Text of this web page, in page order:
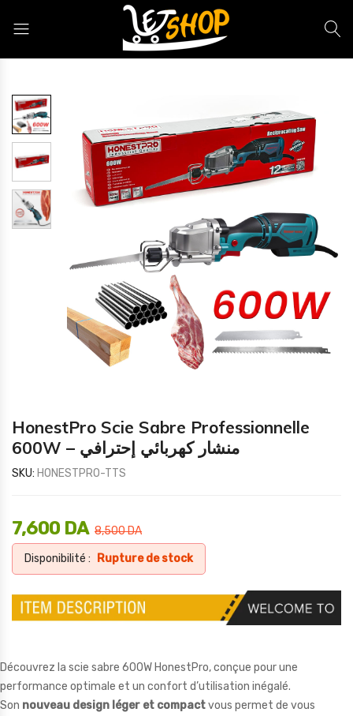
HonestPro Scie Sabre Professionnelle
600W – منشار كهربائي إحترافي
SKU: HONESTPRO-TTS
8,500DA
7,600 DA
Disponibilité : Rupture de stock
Découvrez la scie sabre 600W HonestPro, conçue pour une
performance optimale et un confort d’utilisation inégalé.
Son nouveau design léger et compactvous permet de vous